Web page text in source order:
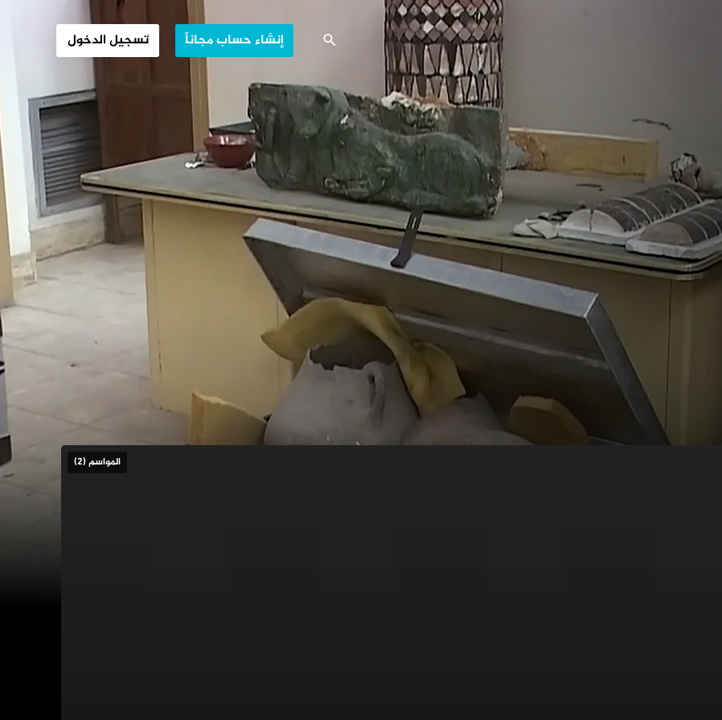
إنشاء حساب مجاناً تسجيل الدخول
المواسم (2)
الأثرية والثقافية.. أي مصير؟